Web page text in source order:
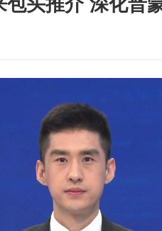
包头推介 深化晋